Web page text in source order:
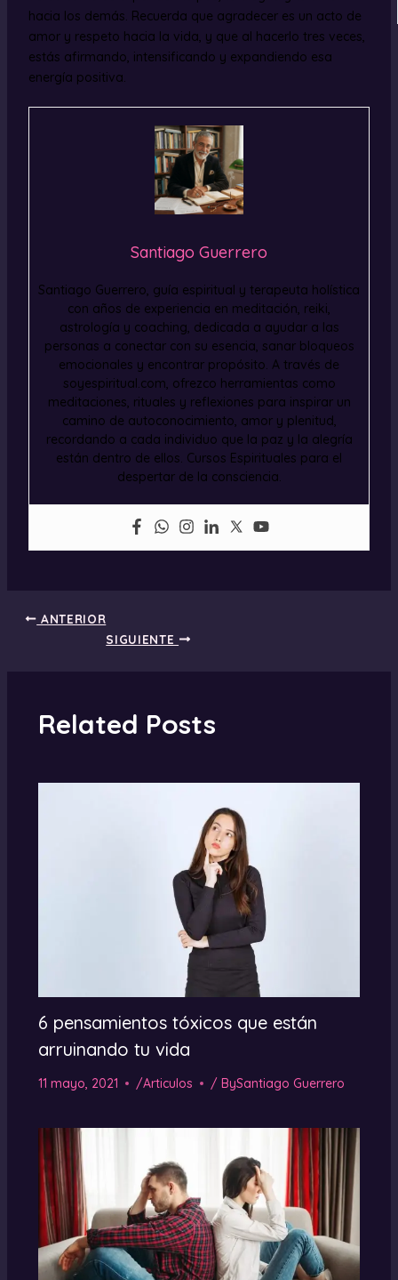
hacia los demás. Recuerda que agradecer es un acto de
amor y respeto hacia la vida, y que al hacerlo tres veces,
estás afirmando, intensificando y expandiendo esa
energía positiva.
Santiago Guerrero
Santiago Guerrero, guía espiritual y terapeuta holística
con años de experiencia en meditación, reiki,
astrología y coaching, dedicada a ayudar a las
personas a conectar con su esencia, sanar bloqueos
emocionales y encontrar propósito. A través de
soyespiritual.com, ofrezco herramientas como
meditaciones, rituales y reflexiones para inspirar un
camino de autoconocimiento, amor y plenitud,
recordando a cada individuo que la paz y la alegría
están dentro de ellos. Cursos Espirituales para el
despertar de la consciencia.
ANTERIOR
SIGUIENTE
Related Posts
6 pensamientos tóxicos que están
arruinando tu vida
11 mayo, 2021 /Articulos / BySantiago Guerrero